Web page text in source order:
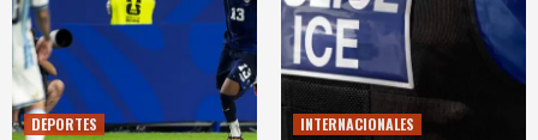
DEPORTES INTERNACIONALES